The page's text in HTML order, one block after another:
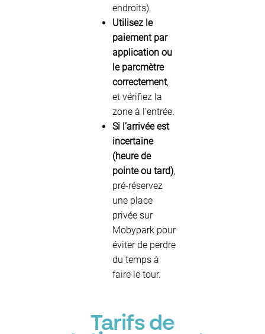
endroits).
Utilisez le
paiement par
application ou
le parcmètre
correctement,
et vérifiez la
zone à l’entrée.
Si l’arrivée est
incertaine
(heure de
pointe ou tard),
pré-réservez
une place
privée sur
Mobypark pour
éviter de perdre
du temps à
faire le tour.
Tarifs de